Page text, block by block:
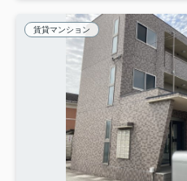
賃貸マンション